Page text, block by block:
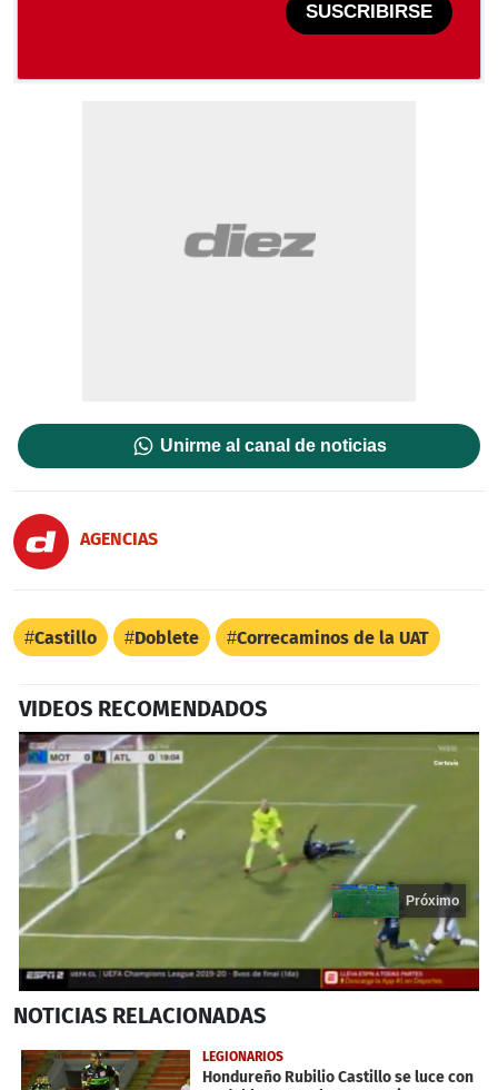
SUSCRIBIRSE
Unirme al canal de noticias
AGENCIAS
Castillo Doblete Correcaminos de la UAT
VIDEOS RECOMENDADOS
seconds
18
seconds
Próximo
NOTICIAS RELACIONADAS
LEGIONARIOS
Hondureño Rubilio Castillo se luce con